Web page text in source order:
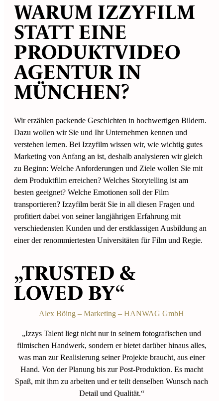
WARUM IZZYFILM
STATT EINE
PRODUKTVIDEO
AGENTUR IN
MÜNCHEN?
Wir erzählen packende Geschichten in hochwertigen Bildern.
Dazu wollen wir Sie und Ihr Unternehmen kennen und
verstehen lernen. Bei Izzyfilm wissen wir, wie wichtig gutes
Marketing von Anfang an ist, deshalb analysieren wir gleich
zu Beginn: Welche Anforderungen und Ziele wollen Sie mit
dem Produktfilm erreichen? Welches Storytelling ist am
besten geeignet? Welche Emotionen soll der Film
transportieren? Izzyfilm berät Sie in all diesen Fragen und
profitiert dabei von seiner langjährigen Erfahrung mit
verschiedensten Kunden und der erstklassigen Ausbildung an
einer der renommiertesten Universitäten für Film und Regie.
„TRUSTED &
LOVED BY“
Alex Böing – Marketing – HANWAG GmbH
„Izzys Talent liegt nicht nur in seinem fotografischen und
filmischen Handwerk, sondern er bietet darüber hinaus alles,
was man zur Realisierung seiner Projekte braucht, aus einer
Hand. Von der Planung bis zur Post-Produktion. Es macht
Spaß, mit ihm zu arbeiten und er teilt denselben Wunsch nach
Detail und Qualität.“